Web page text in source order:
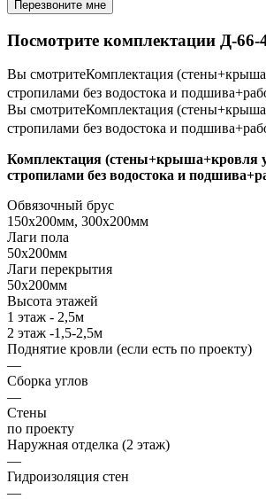
Перезвоните мне
Посмотрите комплектации Д-66-
Вы смотритеКомплектация
стропилами без водостока и
Вы смотритеКомплектация
стропилами без водостока и
Комплектация (стены+крыша+кровля
стропилами без водостока и
Обвязочный брус
150х200мм, 300х200мм
Лаги пола
50х200мм
Лаги перекрытия
50х200мм
Высота этажей
1 этаж - 2,5м
2 этаж -1,5-2,5м
Поднятие кровли (если есть по проекту)
—
Сборка углов
—
Стены
по проекту
Наружная отделка (2 этаж)
—
Гидроизоляция стен
—